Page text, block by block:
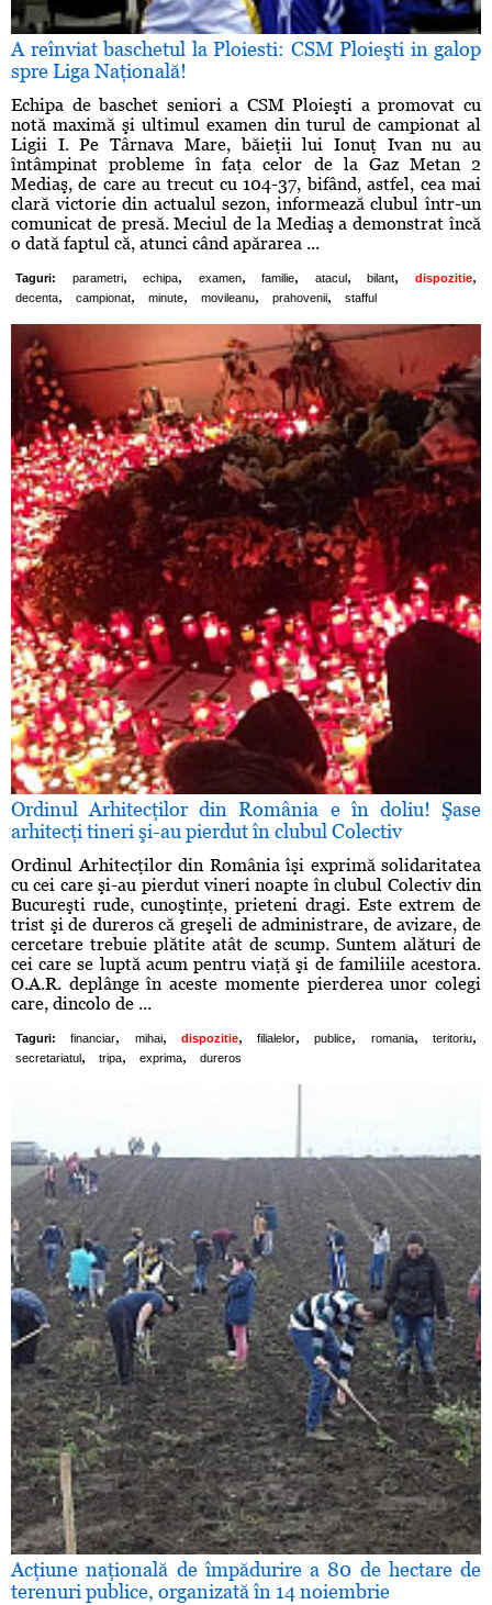
A reînviat baschetul la Ploiesti: CSM Ploieşti in galop
spre Liga Naţională!
Echipa de baschet seniori a CSM Ploieşti a promovat cu
notă maximă şi ultimul examen din turul de campionat al
Ligii I. Pe Târnava Mare, băieţii lui Ionuţ Ivan nu au
întâmpinat probleme în faţa celor de la Gaz Metan 2
Mediaş, de care au trecut cu 104-37, bifând, astfel, cea mai
clară victorie din actualul sezon, informează clubul într-un
comunicat de presă. Meciul de la Mediaş a demonstrat încă
o dată faptul că, atunci când apărarea ...
Taguri: parametri, echipa, examen, familie, atacul, bilant, dispozitie,
decenta, campionat, minute, movileanu, prahovenii, stafful
Ordinul Arhitecţilor din România e în doliu! Şase
arhitecţi tineri şi-au pierdut în clubul Colectiv
Ordinul Arhitecţilor din România îşi exprimă solidaritatea
cu cei care şi-au pierdut vineri noapte în clubul Colectiv din
Bucureşti rude, cunoştinţe, prieteni dragi. Este extrem de
trist şi de dureros că greşeli de administrare, de avizare, de
cercetare trebuie plătite atât de scump. Suntem alături de
cei care se luptă acum pentru viaţă şi de familiile acestora.
O.A.R. deplânge în aceste momente pierderea unor colegi
care, dincolo de ...
Taguri: financiar, mihai, dispozitie, filialelor, publice, romania, teritoriu,
secretariatul , tripa, exprima, dureros
Acţiune naţională de împădurire a 80 de hectare de
terenuri publice, organizată în 14 noiembrie